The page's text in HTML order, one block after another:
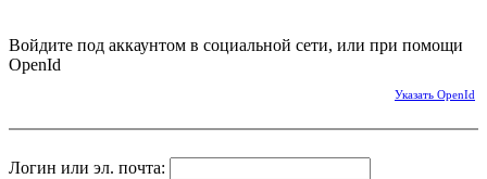
Войдите под аккаунтом в социальной сети, или при помощи
OpenId
Указать OpenId
Логин или эл. почта: